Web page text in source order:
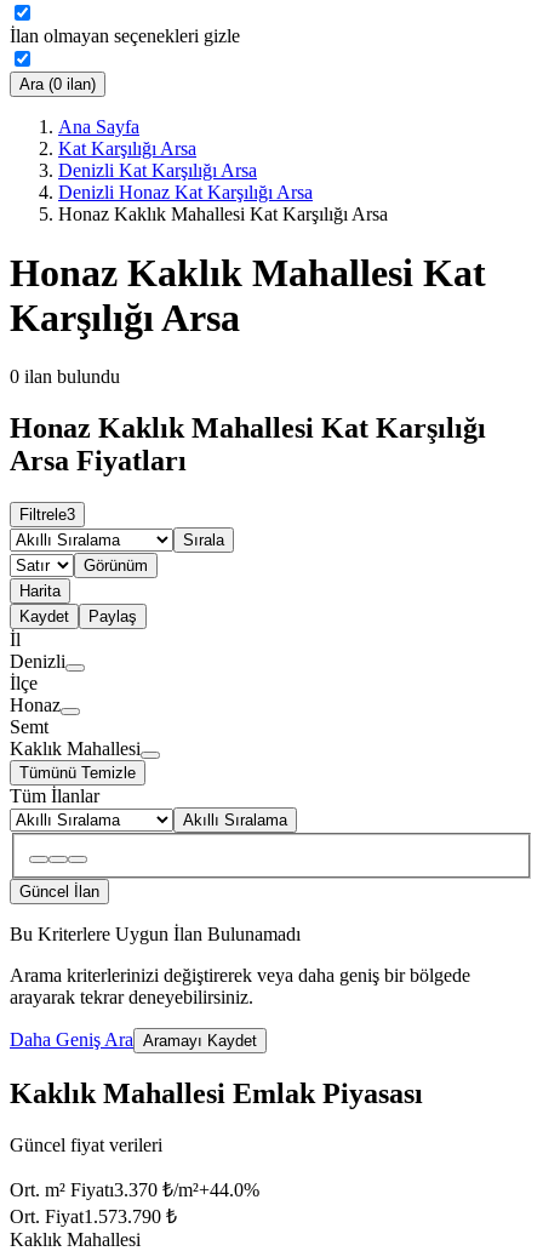
İlan olmayan seçenekleri gizle
Ara (0 ilan)
Ana Sayfa
Kat Karşılığı Arsa
Denizli Kat Karşılığı Arsa
Denizli Honaz Kat Karşılığı Arsa
Honaz Kaklık Mahallesi Kat Karşılığı Arsa
Honaz Kaklık Mahallesi Kat
Karşılığı Arsa
0 ilan bulundu
Honaz Kaklık Mahallesi Kat Karşılığı
Arsa Fiyatları
Filtrele3
Sırala
Görünüm
Harita
Kaydet
Paylaş
İl
Denizli
İlçe
Honaz
Semt
Kaklık Mahallesi
Tümünü Temizle
Tüm İlanlar
Akıllı Sıralama
Güncel İlan
Bu Kriterlere Uygun İlan Bulunamadı
Arama kriterlerinizi değiştirerek veya daha geniş bir bölgede
arayarak tekrar deneyebilirsiniz.
Daha Geniş Ara Aramayı Kaydet
Kaklık Mahallesi Emlak Piyasası
Güncel fiyat verileri
Ort. m² Fiyatı3.370 ₺/m²+44.0%
Ort. Fiyat1.573.790 ₺
Kaklık Mahallesi